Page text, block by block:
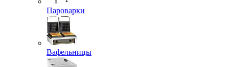
Пароварки
Вафельницы